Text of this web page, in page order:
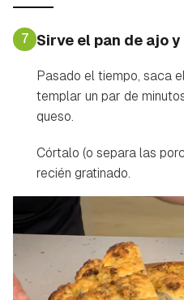
7 Sirve el pan de ajo
Pasado el tiempo, saca
templar un par de
queso.
Córtalo (o separa las
recién gratinado.